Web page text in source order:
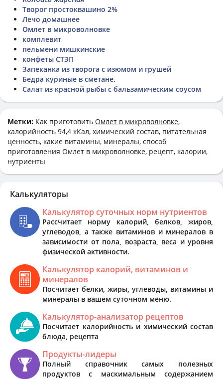
Творог простоквашино 2%
Лечо домашнее
Омлет в микроволновке
комплевит
пельмени мишкинские
конфеты СТЭП
Запеканка из творога с изюмом и грушей
Бедра куриные в сметане.
Салат из красной рыбы с бальзамическим соусом
Метки: Как приготовить Омлет в микроволновке,
калорийность 94,4 кКал, химический состав, питательная
ценность, какие витамины, минералы, способ
приготовления Омлет в микроволновке, рецепт, калории,
нутриенты
Калькуляторы
Калькулятор суточных норм нутриентов
Рассчитает норму калорий, белков, жиров,
углеводов, а также витаминов и минералов в
зависимости от пола, возраста, веса и уровня
физической активности.
Калькулятор калорий, витаминов и
минералов
Посчитает белки, жиры, углеводы, витамины и
минералы в вашем суточном меню.
Калькулятор-анализатор рецептов
Посчитает калорийность и химический состав
блюда, рецепта
Продукты-лидеры
Полный справочник самых полезных
продуктов с маскимальным содержанием